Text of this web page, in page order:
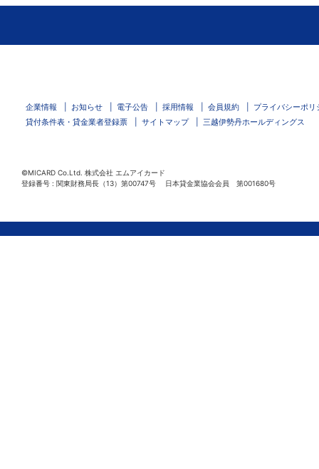
企業情報 お知らせ 電子公告 採用情報 会員規約
プライバシーポリ
貸付条件表・貸金業者登録票
サイトマップ 三越伊勢丹ホールディングス
©MICARD Co.Ltd. 株式会社 エムアイカード
登録番号 : 関東財務局長（13）第00747号 日本貸金業協会会員 第001680号